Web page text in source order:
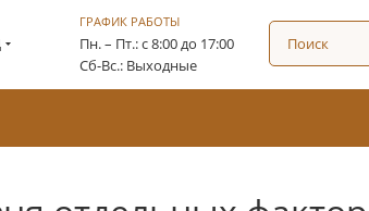
ГРАФИК РАБОТЫ
Пн. – Пт.: с 8:00 до 17:00
Сб-Вс.: Выходные